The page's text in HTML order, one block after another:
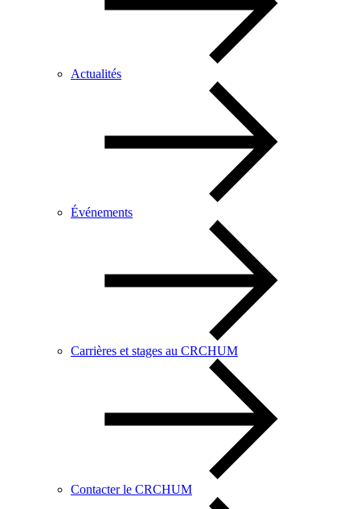
Actualités
Événements
Carrières et stages au CRCHUM
Contacter le CRCHUM